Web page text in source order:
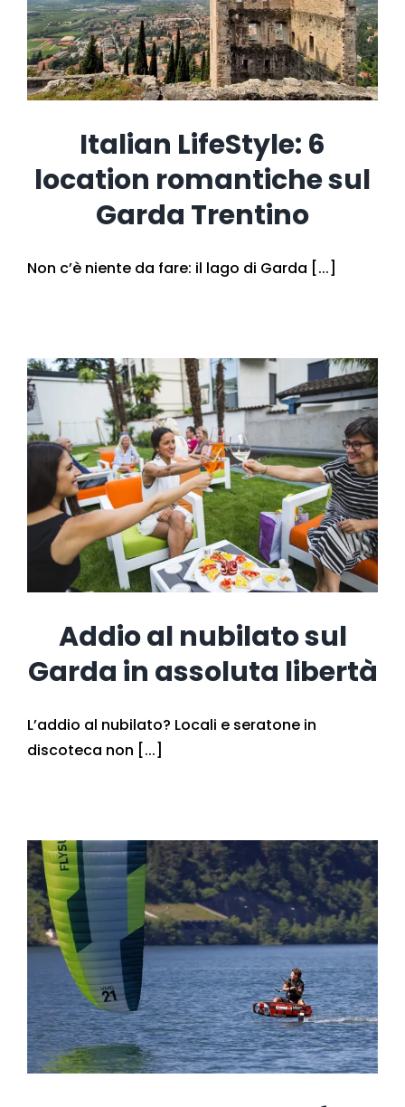
Italian LifeStyle: 6
location romantiche sul
Garda Trentino
Non c’è niente da fare: il lago di Garda [...]
Addio al nubilato sul
Garda in assoluta libertà
L’addio al nubilato? Locali e seratone in
discoteca non [...]